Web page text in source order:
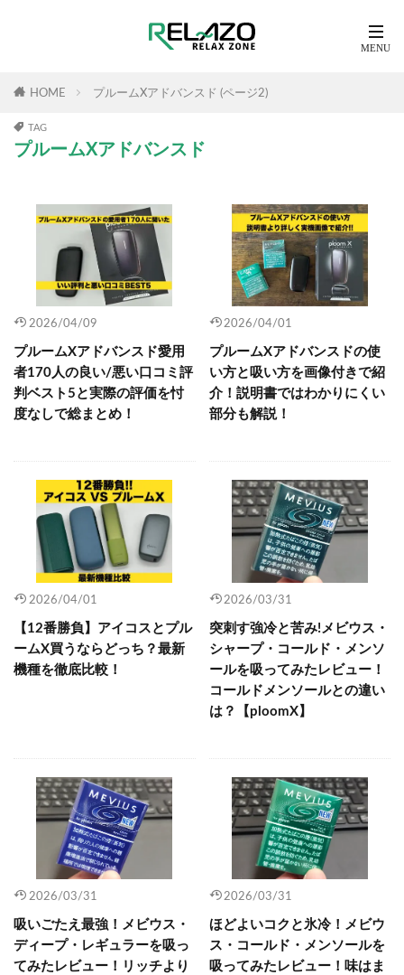
HOME プルームXアドバンスド (ページ2)
TAG
プルームXアドバンスド
2026/04/09
プルームXアドバンスド愛用
者170人の良い/悪い口コミ評
判ベスト5と実際の評価を忖
度なしで総まとめ！
2026/04/01
プルームXアドバンスドの使
い方と吸い方を画像付きで紹
介！説明書ではわかりにくい
部分も解説！
2026/04/01
【12番勝負】アイコスとプル
ームX買うならどっち？最新
機種を徹底比較！
2026/03/31
突刺す強冷と苦み!メビウス・
シャープ・コールド・メンソ
ールを吸ってみたレビュー！
コールドメンソールとの違い
は？【ploomX】
2026/03/31
吸いごたえ最強！メビウス・
ディープ・レギュラーを吸っ
てみたレビュー！リッチより
2026/03/31
ほどよいコクと氷冷！メビウ
ス・コールド・メンソールを
吸ってみたレビュー！味はま